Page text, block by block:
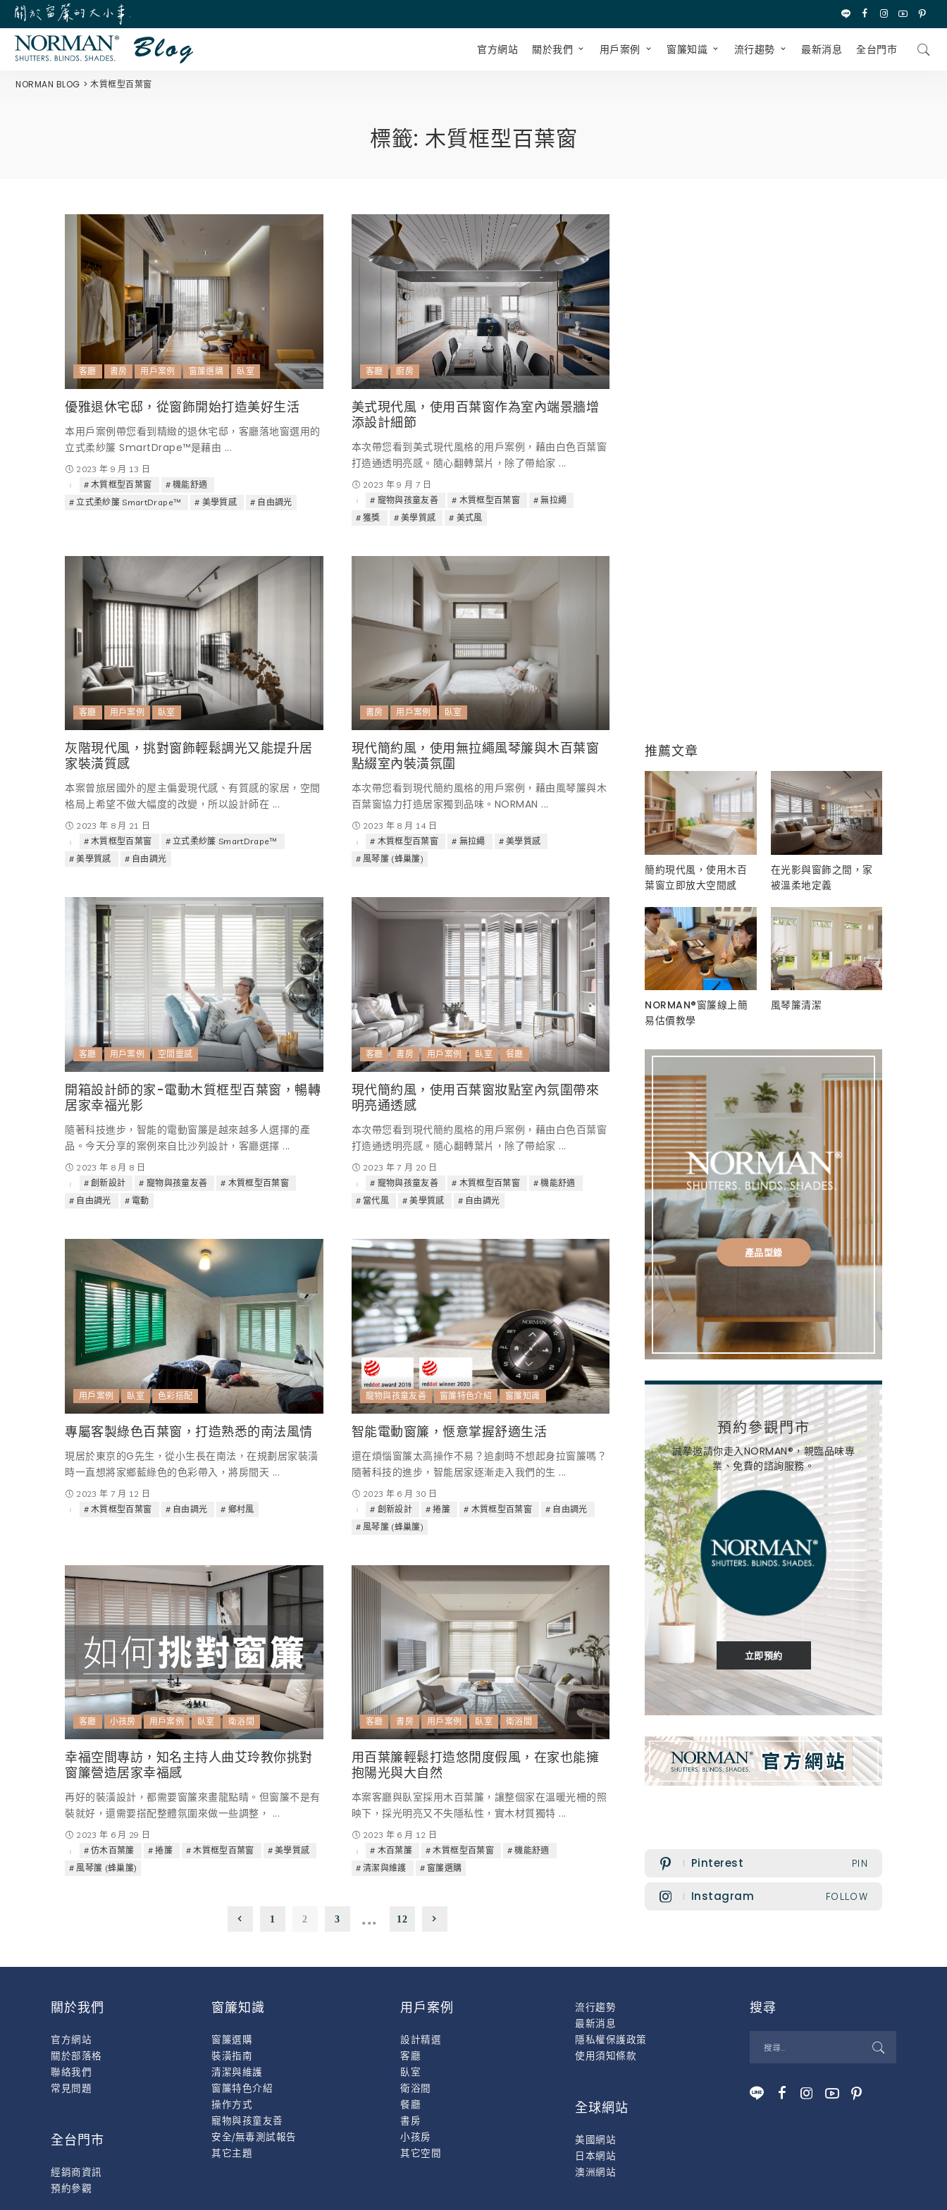
官方網站 關於我們 用戶案例 窗簾知識 流行趨勢 最新消息 全台⾨市
NORMAN BLOG 木質框型百葉窗
標籤: 木質框型百葉窗
客廳 書房 用戶案例 窗簾選購 臥室
優雅退休宅邸，從窗飾開始打造美好生活
本用戶案例帶您看到精緻的退休宅邸，客廳落地窗選用的
立式柔紗簾 SmartDrape™是藉由 ...
2023 年 9 月 13 日
木質框型百葉窗
機能舒適
立式柔紗簾 SmartDrape™
美學質感 自由調光
客廳 廚房
美式現代風，使用百葉窗作為室內端景牆增
添設計細節
本次帶您看到美式現代風格的用戶案例，藉由白色百葉窗
打造通透明亮感。隨心翻轉葉片，除了帶給家 ...
2023 年 9 月 7 日
寵物與孩童友善
木質框型百葉窗
無拉繩
獲獎
美學質感 美式風
客廳 用戶案例 臥室
灰階現代風，挑對窗飾輕鬆調光又能提升居
家裝潢質感
本案曾旅居國外的屋主偏愛現代感、有質感的家居，空間
格局上希望不做大幅度的改變，所以設計師在 ...
2023 年 8 月 21 日
木質框型百葉窗
立式柔紗簾 SmartDrape™
美學質感
自由調光
書房 用戶案例 臥室
現代簡約風，使用無拉繩風琴簾與木百葉窗
點綴室內裝潢氛圍
本次帶您看到現代簡約風格的用戶案例，藉由風琴簾與木
百葉窗協力打造居家獨到品味。NORMAN ...
2023 年 8 月 14 日
木質框型百葉窗
無拉繩
美學質感
風琴簾 (蜂巢簾)
客廳 用戶案例 空間靈感
開箱設計師的家-電動木質框型百葉窗，暢轉
居家幸福光影
隨著科技進步，智能的電動窗簾是越來越多人選擇的產
品。今天分享的案例來自比沙列設計，客廳選擇 ...
2023 年 8 月 8 日
創新設計
寵物與孩童友善
木質框型百葉窗
自由調光
電動
客廳 書房 用戶案例 臥室 餐廳
現代簡約風，使用百葉窗妝點室內氛圍帶來
明亮通透感
本次帶您看到現代簡約風格的用戶案例，藉由白色百葉窗
打造通透明亮感。隨心翻轉葉片，除了帶給家 ...
2023 年 7 月 20 日
寵物與孩童友善
木質框型百葉窗
機能舒適
當代風
美學質感 自由調光
用戶案例 臥室 色彩搭配
專屬客製綠色百葉窗，打造熟悉的南法風情
現居於東京的G先生，從小生長在南法，在規劃居家裝潢
時一直想將家鄉藍綠色的色彩帶入，將房間天 ...
2023 年 7 月 12 日
木質框型百葉窗
自由調光 鄉村風
寵物與孩童友善 窗簾特色介紹 窗簾知識
智能電動窗簾，愜意掌握舒適生活
還在煩惱窗簾太高操作不易？追劇時不想起身拉窗簾嗎？
隨著科技的進步，智能居家逐漸走入我們的生 ...
2023 年 6 月 30 日
創新設計
捲簾 木質框型百葉窗
自由調光
風琴簾 (蜂巢簾)
客廳 小孩房 用戶案例 臥室 衛浴間
幸福空間專訪，知名主持人曲艾玲教你挑對
窗簾營造居家幸福感
再好的裝潢設計，都需要窗簾來畫龍點睛。但窗簾不是有
裝就好，還需要搭配整體氛圍來做一些調整， ...
2023 年 6 月 29 日
仿木百葉簾
捲簾 木質框型百葉窗
美學質感
風琴簾 (蜂巢簾)
客廳 書房 用戶案例 臥室 衛浴間
用百葉簾輕鬆打造悠閒度假風，在家也能擁
抱陽光與大自然
本案客廳與臥室採用木百葉簾，讓整個家在溫暖光柵的照
映下，採光明亮又不失隱私性，實木材質獨特 ...
2023 年 6 月 12 日
木百葉簾
木質框型百葉窗
機能舒適
清潔與維護
窗簾選購
1 2 3 ... 12
推薦文章
簡約現代風，使用木百
葉窗立即放大空間感
在光影與窗飾之間，家
被溫柔地定義
NORMAN®窗簾線上簡
易估價教學
風琴簾清潔
產品型錄
預約參觀門市
誠摯邀請你走入NORMAN®，親臨品味專
業、免費的諮詢服務。
立即預約
Pinterest PIN
Instagram FOLLOW
關於我們
官方網站
關於部落格
聯絡我們
常見問題
窗簾知識
窗簾選購
裝潢指南
清潔與維護
窗簾特色介紹
操作方式
寵物與孩童友善
安全/無毒測試報告
其它主題
全台門市
經銷商資訊
預約參觀
用戶案例
設計精選
客廳
臥室
衛浴間
餐廳
書房
小孩房
其它空間
流行趨勢
最新消息
隱私權保護政策
使用須知條款
全球網站
美國網站
日本網站
澳洲網站
搜尋